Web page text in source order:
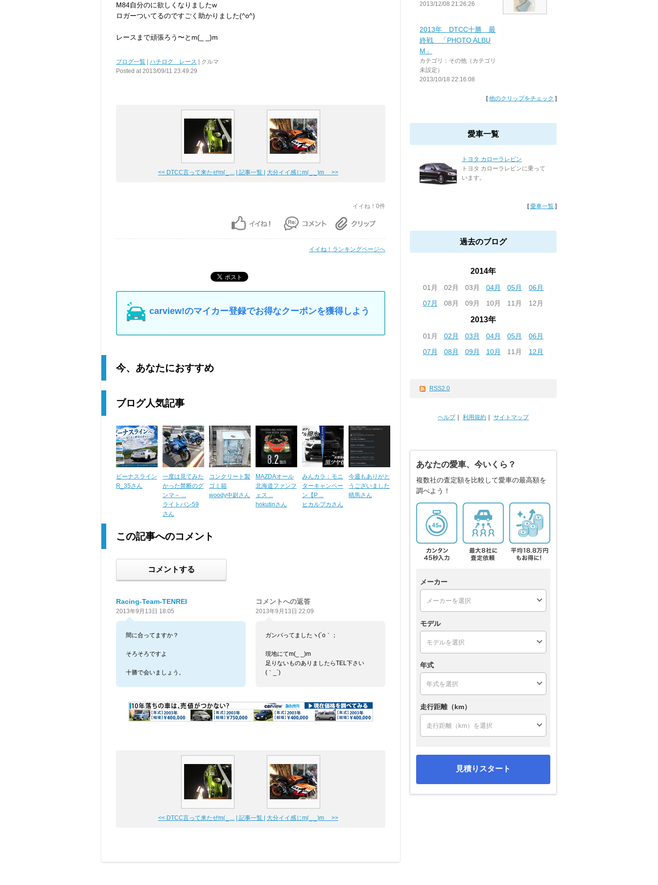
M84自分のに欲しくなりましたw
ロガーついてるのですごく助かりました(^o^)
レースまで頑張ろう〜とm(_ _)m
ブログ一覧 | ハチロク レース | クルマ
Posted at 2013/09/11 23:49:29
<< DTCC言って来たぜm(_ ... | 記事一覧 | 大分イイ感じm(_ _)m >>
イイね！0件
イイね！ランキングページへ
carview!のマイカー登録でお得なクーポンを獲得しよう
今、あなたにおすすめ
ブログ人気記事
ビーナスライン
R_35さん
一度は見てみた
かった禁断のグ
ンマ－ ...
ライトバン59
さん
コンクリート製
ゴミ箱
woody中尉さん
MAZDAオール
北海道ファンフ
ェス ...
hokutinさん
みんカラ：モニ
ターキャンペー
ン【P ...
ヒカルプカさん
今週もありがと
うございました
晴馬さん
この記事へのコメント
コメントする
Racing-Team-TENREI
2013年9月13日 18:05
間に合ってますか？
そろそろですよ
十勝で会いましょう。
コメントへの返答
2013年9月13日 22:09
ガンバってましたヽ(´o｀；
現地にてm(_ _)m
足りないものありましたらTEL下さい
(｀_´)ゞ
<< DTCC言って来たぜm(_ ... | 記事一覧 | 大分イイ感じm(_ _)m >>
2013/12/08 21:26:26
2013年 DTCC十勝 最
終戦 「PHOTO ALBU
M」
カテゴリ：その他（カテゴリ
未設定）
2013/10/18 22:16:08
[他のクリップをチェック ]
愛車一覧
トヨタ カローラレビン
トヨタ カローラレビンに乗って
います。
[愛車一覧 ]
過去のブログ
2014年
01月 02月 03月 04月 05月
06月
07月
08月 09月 10月 11月 12月
2013年
01月 02月 03月 04月 05月
06月
07月
08月 09月 10月 11月 12月
RSS2.0
ヘルプ｜ 利用規約 サイトマップ
あなたの愛車、今いくら？
複数社の査定額を比較して愛車の最高額を
調べよう！
メーカー
モデル
年式
走行距離（km）
見積りスタート